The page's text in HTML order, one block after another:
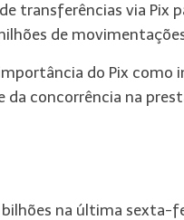
transferências via Pix
de
do Pix
concorrência na
na última sexta-